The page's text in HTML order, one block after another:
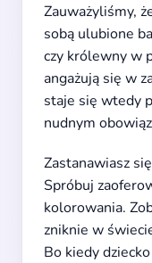
Zauważyliśmy,
sobą ulubione
czy królewny w
angażują się w
staje się wtedy
nudnym
Zastanawiasz
Spróbuj
kolorowania.
zniknie w
Bo kiedy